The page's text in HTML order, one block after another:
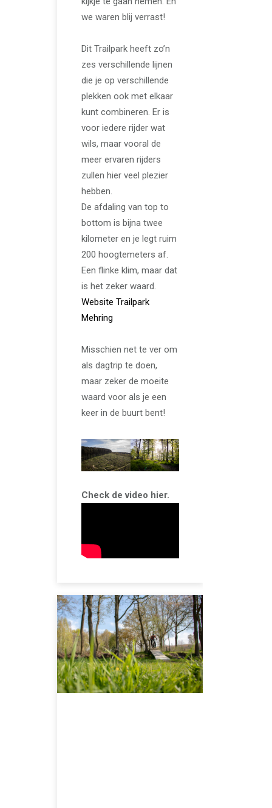
we waren blij verrast!
Dit Trailpark heeft zo’n
zes verschillende lijnen
die je op verschillende
plekken ook met elkaar
kunt combineren. Er is
voor iedere rijder wat
wils, maar vooral de
meer ervaren rijders
zullen hier veel plezier
hebben.
De afdaling van top to
bottom is bijna twee
kilometer en je legt ruim
200 hoogtemeters af.
Een flinke klim, maar dat
is het zeker waard.
Website Trailpark
Mehring
Misschien net te ver om
als dagtrip te doen,
maar zeker de moeite
waard voor als je een
keer in de buurt bent!
Check de video hier.